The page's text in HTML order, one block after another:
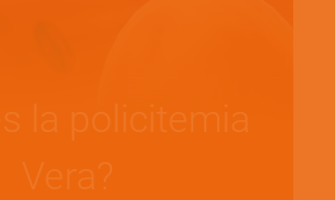
la policitemia
Vera?